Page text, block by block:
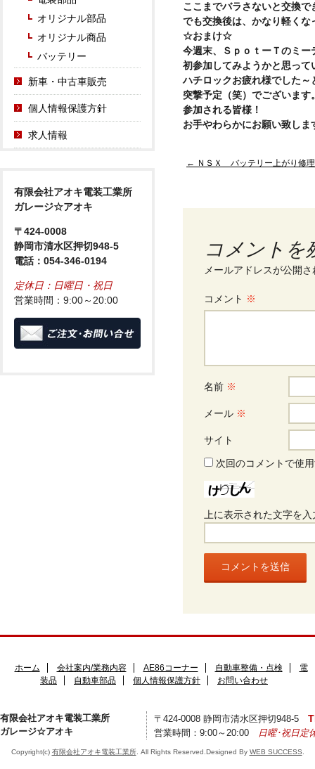
ここまでバラさないと交換で
でも交換後は、かなり軽くな
☆おまけ☆
今週末、ＳｐｏｔーＴのミー
初参加してみようかと思って
ハチロックお疲れ様でした～
突撃予定（笑）でございます
参加される皆様！
お手やわらかにお願い致しま
Post
← ＮＳＸ バッテリー上がり修
コメントを
メールアドレスが公開
コメント ※
名前 ※
メール ※
サイト
次回のコメントで使
上に表示された文字を
オリジナル部品
オリジナル商品
バッテリー
新車・中古車販売
個人情報保護方針
求人情報
有限会社アオキ電装工業所
ガレージ☆アオキ
〒424-0008
静岡市清水区押切948-5
電話：054-346-0194
定休日：日曜日・祝日
営業時間：9:00～20:00
ホーム 会社案内/業務内容 AE86コーナー 自動車整備・点検
電
装品
自動車部品 個人情報保護方針 お問い合わせ
有限会社アオキ電装工業所
ガレージ☆アオキ
〒424-0008 静岡市清水区押切948-5
営業時間：9:00～20:00 日曜･祝日定
Copyright(c) 有限会社アオキ電装工業所. All Rights Reserved.Designed By WEB SUCCESS.